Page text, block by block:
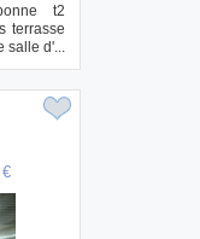
t2
terrasse
salle d'...